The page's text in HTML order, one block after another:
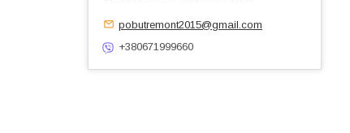
pobutremont2015@gmail.com
+380671999660